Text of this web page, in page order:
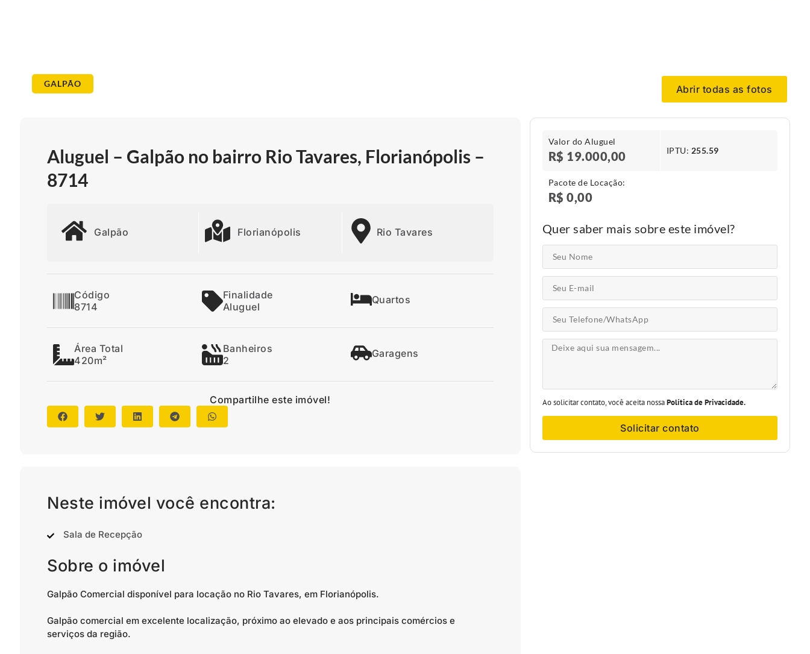
GALPÃO Abrir todas as fotos
Aluguel – Galpão no bairro Rio Tavares, Florianópolis –
8714
Galpão Florianópolis Rio Tavares
Código
8714
Finalidade
Aluguel
Quartos
Área Total
420m²
Banheiros
2
Garagens
Compartilhe este imóvel!
Neste imóvel você encontra:
Sala de Recepção
Sobre o imóvel
Galpão Comercial disponível para locação no Rio Tavares, em Florianópolis.
Galpão comercial em excelente localização, próximo ao elevado e aos principais comércios e
serviços da região.
Valor do Aluguel
R$ 19.000,00 IPTU​: 255.59
Pacote de Locação:
R$ 0,00
Quer saber mais sobre este imóvel?
Ao solicitar contato, você aceita nossaPolítica de Privacidade.
Solicitar contato